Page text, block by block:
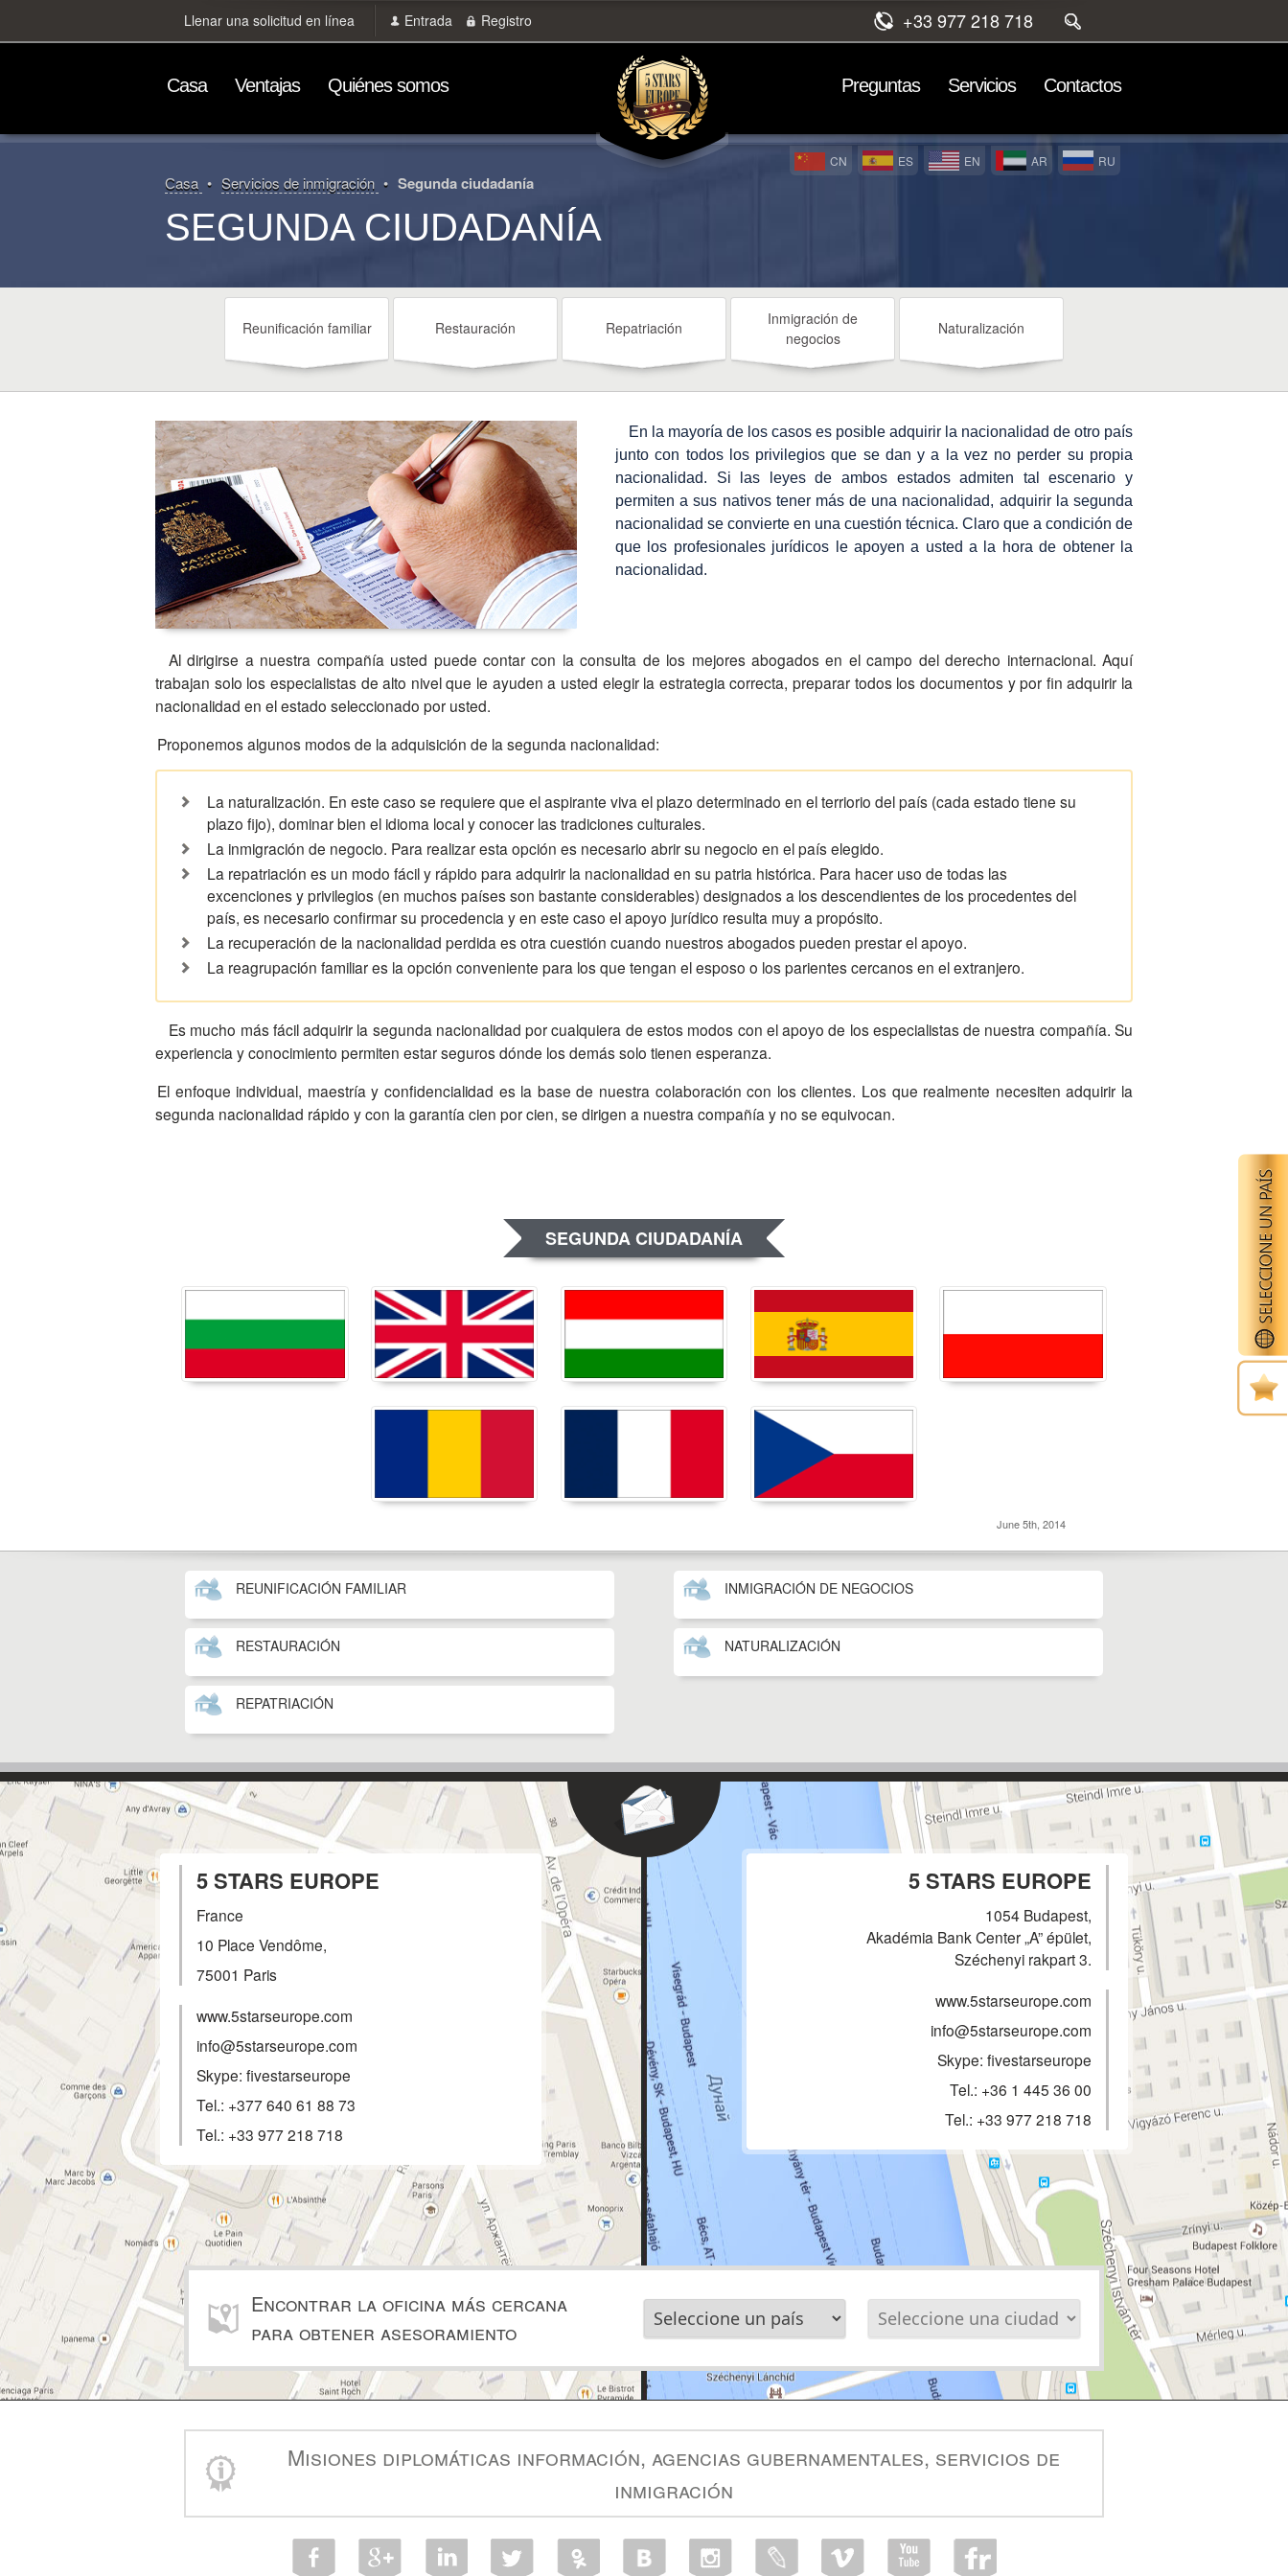
Llenar una solicitud en línea Entrada Registro +33 977 218 718
Сasa Ventajas Quiénes somos Preguntas Servicios Contactos
Сasa Servicios de inmigración Segunda ciudadanía
SEGUNDA CIUDADANÍA
RU
AR
EN
ES
CN
Reunificación familiar Restauración Repatriación
Inmigración de
negocios
Naturalización
En la mayoría de los casos es posible adquirir la nacionalidad de otro país
junto con todos los privilegios que se dan y a la vez no perder su propia
nacionalidad. Si las leyes de ambos estados admiten tal escenario y
permiten a sus nativos tener más de una nacionalidad, adquirir la segunda
nacionalidad se convierte en una cuestión técnica. Claro que a condición de
que los profesionales jurídicos le apoyen a usted a la hora de obtener la
nacionalidad.
Al dirigirse a nuestra compañía usted puede contar con la consulta de los mejores abogados en el campo del derecho internacional. Aquí
trabajan solo los especialistas de alto nivel que le ayuden a usted elegir la estrategia correcta, preparar todos los documentos y por fin adquirir la
nacionalidad en el estado seleccionado por usted.
Proponemos algunos modos de la adquisición de la segunda nacionalidad:
La naturalización. En este caso se requiere que el aspirante viva el plazo determinado en el terriorio del país (cada estado tiene su
plazo fijo), dominar bien el idioma local y conocer las tradiciones culturales.
La inmigración de negocio. Para realizar esta opción es necesario abrir su negocio en el país elegido.
La repatriación es un modo fácil y rápido para adquirir la nacionalidad en su patria histórica. Para hacer uso de todas las
excenciones y privilegios (en muchos países son bastante considerables) designados a los descendientes de los procedentes del
país, es necesario confirmar su procedencia y en este caso el apoyo jurídico resulta muy a propósito.
La recuperación de la nacionalidad perdida es otra cuestión cuando nuestros abogados pueden prestar el apoyo.
La reagrupación familiar es la opción conveniente para los que tengan el esposo o los parientes cercanos en el extranjero.
Es mucho más fácil adquirir la segunda nacionalidad por cualquiera de estos modos con el apoyo de los especialistas de nuestra compañía. Su
experiencia y conocimiento permiten estar seguros dónde los demás solo tienen esperanza.
El enfoque individual, maestría y confidencialidad es la base de nuestra colaboración con los clientes. Los que realmente necesiten adquirir la
segunda nacionalidad rápido y con la garantía cien por cien, se dirigen a nuestra compañía y no se equivocan.
SEGUNDA CIUDADANÍA
June 5th, 2014
REUNIFICACIÓN FAMILIAR
RESTAURACIÓN
REPATRIACIÓN
INMIGRACIÓN DE NEGOCIOS
NATURALIZACIÓN
5 STARS EUROPE
1054 Budapest,
Akadémia Bank Center „A” épület,
Széchenyi rakpart 3.
www.5starseurope.com
info@5starseurope.com
Skype: fivestarseurope
Tel.: +36 1 445 36 00
Tel.: +33 977 218 718
5 STARS EUROPE
France
10 Place Vendôme,
75001 Paris
www.5starseurope.com
info@5starseurope.com
Skype: fivestarseurope
Tel.: +377 640 61 88 73
Tel.: +33 977 218 718
Encontrar la oficina más cercana
para obtener asesoramiento
Misiones diplomáticas información, agencias gubernamentales, servicios de
inmigración